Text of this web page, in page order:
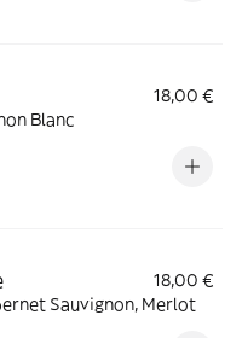
18,00 €
Blanc
18,00 €
Sauvignon, Merlot